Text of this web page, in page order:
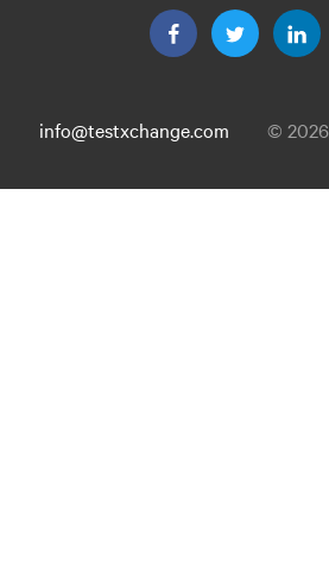
info@testxchange.com ©